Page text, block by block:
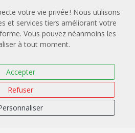
votre vie privée ! Nous utilisons
et services tiers améliorant votre
Vous pouvez néanmoins les
à tout moment.
Accepter
Refuser